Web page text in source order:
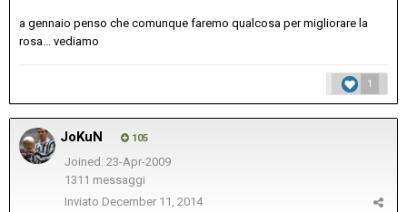
a gennaio penso che comunque faremo qualcosa per migliorare la
rosa... vediamo
1
JoKuN 105
Joined: 23-Apr-2009
1311 messaggi
Inviato December 11, 2014